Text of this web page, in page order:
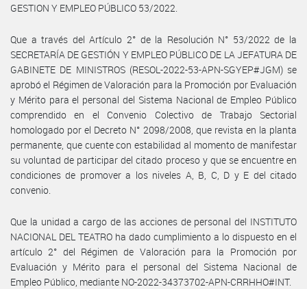
GESTION Y EMPLEO PÚBLICO 53/2022.
Que a través del Artículo 2° de la Resolución N° 53/2022 de la
SECRETARÍA DE GESTIÓN Y EMPLEO PÚBLICO DE LA JEFATURA DE
GABINETE DE MINISTROS (RESOL-2022-53-APN-SGYEP#JGM) se
aprobó el Régimen de Valoración para la Promoción por Evaluación
y Mérito para el personal del Sistema Nacional de Empleo Público
comprendido en el Convenio Colectivo de Trabajo Sectorial
homologado por el Decreto N° 2098/2008, que revista en la planta
permanente, que cuente con estabilidad al momento de manifestar
su voluntad de participar del citado proceso y que se encuentre en
condiciones de promover a los niveles A, B, C, D y E del citado
convenio.
Que la unidad a cargo de las acciones de personal del INSTITUTO
NACIONAL DEL TEATRO ha dado cumplimiento a lo dispuesto en el
artículo 2° del Régimen de Valoración para la Promoción por
Evaluación y Mérito para el personal del Sistema Nacional de
Empleo Público, mediante NO-2022-34373702-APN-CRRHHO#INT.